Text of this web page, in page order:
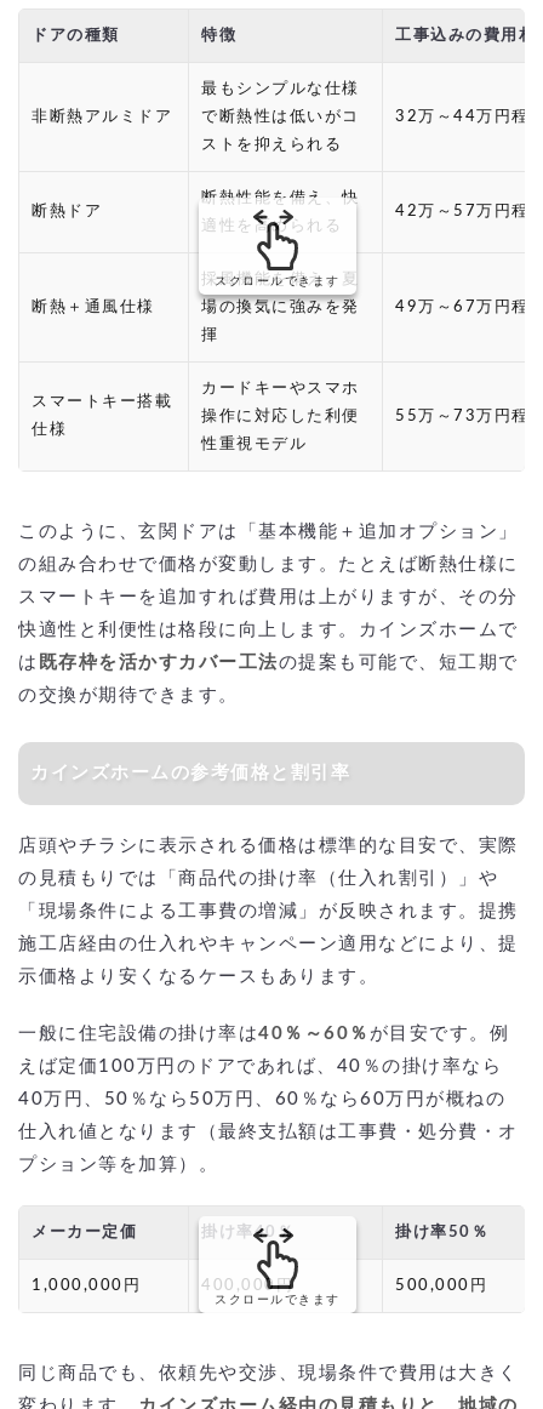
ドアの種類 特徴 工事込みの費用相
非断熱アルミドア
最もシンプルな仕様
で断熱性は低いがコ
ストを抑えられる
32万～44万円程
断熱ドア
断熱性能を備え、快
適性を高められる
42万～57万円程
断熱＋通風仕様
採風機能を備え、夏
場の換気に強みを発
揮
49万～67万円程
スマートキー搭載
仕様
カードキーやスマホ
操作に対応した利便
性重視モデル
55万～73万円程
スクロールできます
このように、玄関ドアは「基本機能＋追加オプション」
の組み合わせで価格が変動します。たとえば断熱仕様に
スマートキーを追加すれば費用は上がりますが、その分
快適性と利便性は格段に向上します。カインズホームで
は 既存枠を活かすカバー工法の提案も可能で、短工期で
の交換が期待できます。
カインズホームの参考価格と割引率
店頭やチラシに表示される価格は標準的な目安で、実際
の見積もりでは「商品代の掛け率（仕入れ割引）」や
「現場条件による工事費の増減」が反映されます。提携
施工店経由の仕入れやキャンペーン適用などにより、提
示価格より安くなるケースもあります。
一般に住宅設備の掛け率は40％～60％ が目安です。例
えば定価100万円のドアであれば、40％の掛け率なら
40万円、50％なら50万円、60％なら60万円が概ねの
仕入れ値となります（最終支払額は工事費・処分費・オ
プション等を加算）。
メーカー定価 掛け率40％ 掛け率50％
1,000,000円 400,000円 500,000円
スクロールできます
同じ商品でも、依頼先や交渉、現場条件で費用は大きく